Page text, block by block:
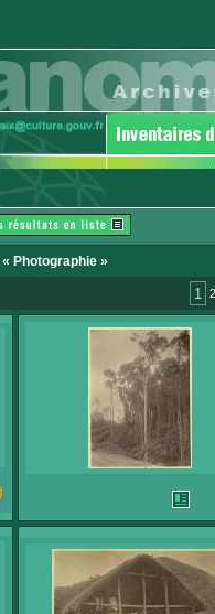
« Photographie »
1 2